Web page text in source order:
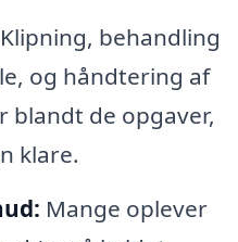
Klipning, behandling
og håndtering af
blandt de opgaver,
klare.
Mange oplever